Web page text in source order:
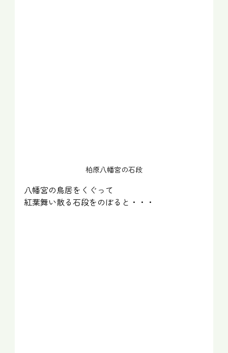
柏原八幡宮の石段
八幡宮の鳥居をくぐって
紅葉舞い散る石段をのぼると・・・